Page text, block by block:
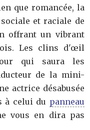
que romancée, la
et raciale de
offrant un vibrant
Les clins d'œil
qui saura les
de la mini-
actrice désabusée
à celui du panneau
vous en dira pas